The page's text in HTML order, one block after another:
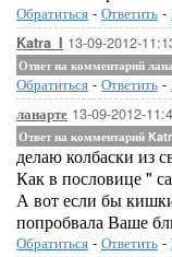
Обратиться - Ответить -
Katra_I 13-09-2012-
Ответ на комментарий
Обратиться - Ответить -
ланарте 13-09-2012-
Ответ на комментарий
делаю колбаски из
Как в пословице "
А вот если бы
попробвала Ваше
Обратиться - Ответить -